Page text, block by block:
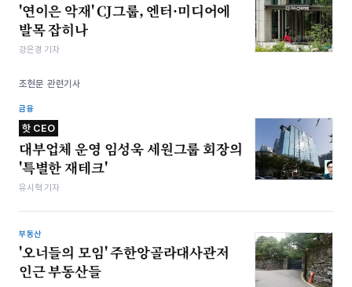
'연이은 악재' CJ그룹, 엔터·미디어에
발목 잡히나
강은경 기자
조현문 관련기사
금융
핫 CEO
대부업체 운영 임성욱 세원그룹 회장의
'특별한 재테크'
유시혁 기자
부동산
'오너들의 모임' 주한앙골라대사관저
인근 부동산들